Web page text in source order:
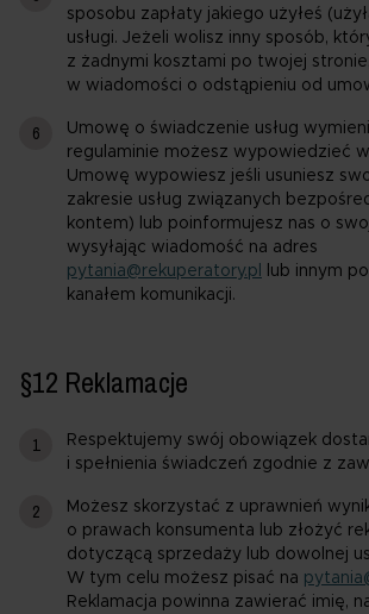
sposobu zapłaty jakiego użyłeś
usługi. Jeżeli wolisz inny sposób,
z żadnymi kosztami po twojej
w wiadomości o odstąpieniu od
Umowę o świadczenie usług
regulaminie możesz wypowiedzieć
Umowę wypowiesz jeśli usuniesz
zakresie usług związanych
kontem) lub poinformujesz nas o
wysyłając wiadomość na adres
pytania@rekuperatory.pl
lub innym
kanałem komunikacji.
§12 Reklamacje
Respektujemy swój obowiązek
i spełnienia świadczeń zgodnie z
Możesz skorzystać z uprawnień
o prawach konsumenta lub złożyć
dotyczącą sprzedaży lub dowolnej
W tym celu możesz pisać na
Reklamacja powinna zawierać imię,